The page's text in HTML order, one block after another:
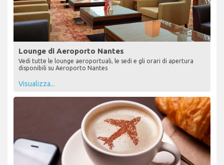
Lounge di Aeroporto Nantes
Vedi tutte le lounge aeroportuali, le sedi e gli orari di apertura
disponibili su Aeroporto Nantes
Visualizza...